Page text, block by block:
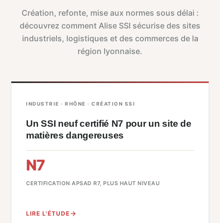
Création, refonte, mise aux normes sous délai :
découvrez comment Alise SSI sécurise des sites
industriels, logistiques et des commerces de la
région lyonnaise.
INDUSTRIE · RHÔNE · CRÉATION SSI
Un SSI neuf certifié N7 pour un site de
matières dangereuses
N7
CERTIFICATION APSAD R7, PLUS HAUT NIVEAU
LIRE L'ÉTUDE